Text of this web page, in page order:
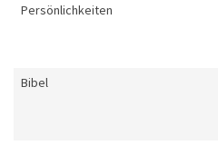
Persönlichkeiten
Bibel